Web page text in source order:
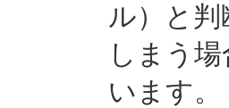
ル）と
しまう
います。